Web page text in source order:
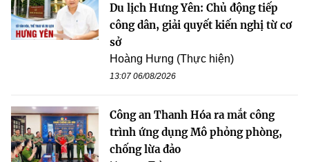
Du lịch Hưng Yên: Chủ động tiếp
công dân, giải quyết kiến nghị từ cơ
sở
Hoàng Hưng (Thực hiện)
13:07 06/08/2026
Công an Thanh Hóa ra mắt công
trình ứng dụng Mô phỏng phòng,
chống lừa đảo